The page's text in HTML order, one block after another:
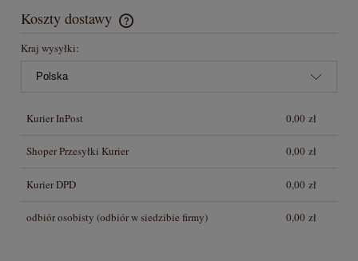
Koszty dostawy
Cena nie zawiera ewentualnych kosztów płatności
Kraj wysyłki:
Kurier InPost 0,00 zł
Shoper Przesyłki Kurier 0,00 zł
Kurier DPD 0,00 zł
odbiór osobisty (odbiór w siedzibie firmy) 0,00 zł